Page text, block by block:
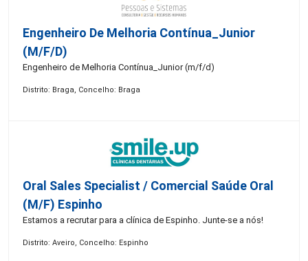
Engenheiro De Melhoria Contínua_Junior
(m/f/d)
Engenheiro de Melhoria Contínua_Junior (m/f/d)
Distrito: Braga, Concelho: Braga
Oral Sales Specialist / Comercial Saúde Oral
(M/F) Espinho
Estamos a recrutar para a clínica de Espinho. Junte-se a nós!
Distrito: Aveiro, Concelho: Espinho